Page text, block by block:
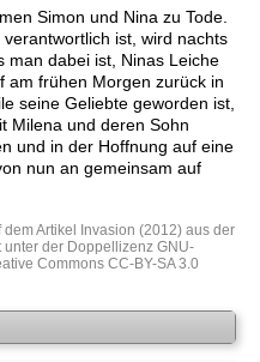
Simon und Nina zu Tode.
ist, wird nachts
man dabei ist, Ninas Leiche
am frühen Morgen zurück in
seine Geliebte geworden ist,
Milena und deren Sohn
und in der Hoffnung auf eine
nun an gemeinsam auf
Artikel Invasion (2012) aus der
unter der Doppellizenz GNU-
Commons CC-BY-SA 3.0